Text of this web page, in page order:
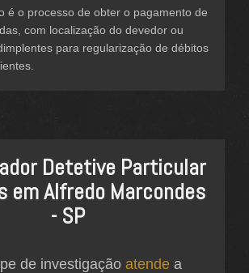
é o processo de obter o pagamento de
com localização do devedor ou
para regularização de débitos
Detetive Particular
em Alfredo Marcondes
- SP
de investigação atende a